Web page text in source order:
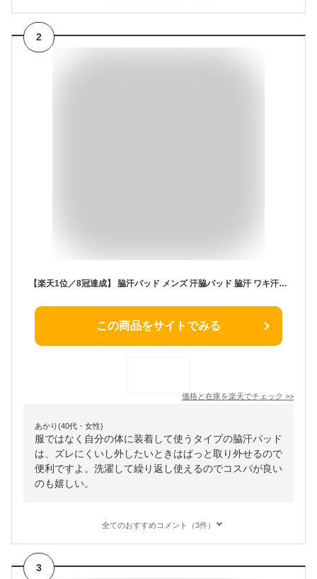
2
【楽天1位／8冠達成】 脇汗パッド メンズ 汗脇パッド 脇汗 ワキ汗 汗染み 汗ジミ 汗取りパッド 汗取りインナー 洗える 繰り返し使える 脇汗対策 汗対策 吸汗 速乾 消臭 防臭 シート インナー 男性 夏 汗取り あせ取り わき汗 脇あせ 汗止め 脇汗防止 制汗対策 多汗症対策
この商品をサイトでみる
価格と在庫を楽天でチェック >>
あかり(40代・女性)
服ではなく自分の体に装着して使うタイプの脇汗パッド
は、ズレにくいし外したいときはぱっと取り外せるので
便利ですよ。洗濯して繰り返し使えるのでコスパが良い
のも嬉しい。
全てのおすすめコメント（3件）
3